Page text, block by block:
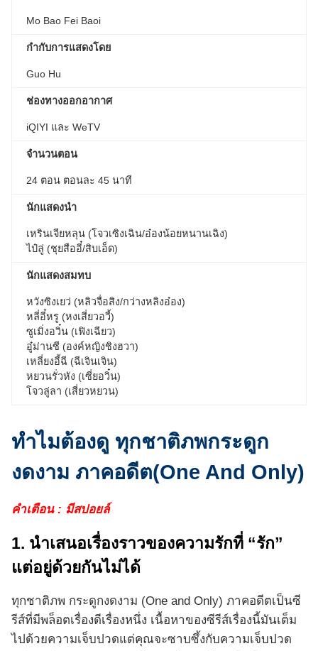
Mo Bao Fei Baoi
กำกับการแสดงโดย
Guo Hu
ช่องทางออกอากาศ
iQIYI และ WeTV
จำนวนตอน
24 ตอน ตอนละ 45 นาที
นักแสดงนำ
เหรินเจียหลุน (โจวเซิงเฉิน/อ๋องน้อยหนานเฉิง)
ไป๋ลู่ (ชุยสืออี๋/สิบเอ็ด)
นักแสดงสมทบ
หวังซิงเยว่ (หลิวจื่อสิง/กว่างหลิงอ๋อง)
หลี่อี๋หรู (หงเสี่ยวอวี้)
ซูเมิ่งอวิ๋น (เฟิงเฉียว)
อู๋ม่านซี (องค์หญิงชิงฮวา)
เหลี่ยงอี้ฉี (ฉีเจินเจิน)
หยวนรั่วหัง (เซี่ยอวิ๋น)
โจวลู่ลา (เสี่ยวหยวน)
ทำไมต้องดู ทุกชาติภพกระดูก
งดงาม ภาคอดีต(One And Only)
คำเตือน : มีสปอยล์
1. นำเสนอเรื่องราวของความรักที่ “รัก”
แต่อยู่ด้วยกันไม่ได้
ทุกชาติภพ กระดูกงดงาม (One and Only) ภาคอดีตเป็นซี
รีส์ที่มีพล็อตเรื่องดีเรื่องหนึ่ง เนื้อหาของซีรีส์เรื่องนี้มันเต็ม
ไปด้วยความเจ็บปวดแต่คุณจะซาบซึ้งกับความเจ็บปวด